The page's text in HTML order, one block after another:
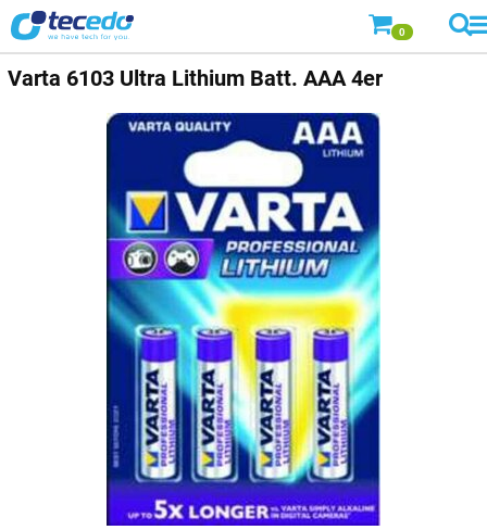
0
Varta 6103 Ultra Lithium Batt. AAA 4er